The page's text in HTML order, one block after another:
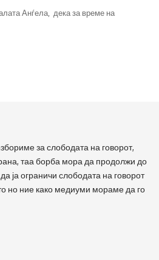
Анѓела, дека за време на
за слободата на говорот,
таа борба мора да продолжи до
ја ограничи слободата на говорот
но ние како медиуми мораме да го